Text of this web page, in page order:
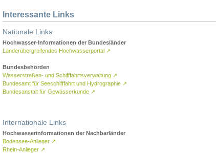
Interessante Links
Nationale Links
Hochwasser-Informationen der Bundesländer
Länderübergreifendes Hochwasserportal ↗
Bundesbehörden
Wasserstraßen- und Schifffahrtsverwaltung ↗
Bundesamt für Seeschifffahrt und Hydrographie ↗
Bundesanstalt für Gewässerkunde ↗
Internationale Links
Hochwasserinformationen der Nachbarländer
Bodensee-Anlieger ↗
Rhein-Anlieger ↗